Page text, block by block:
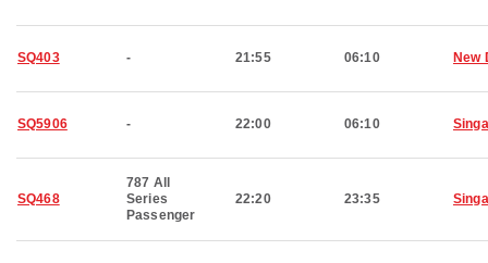
SQ403 - 21:55 06:10 New
SQ5906 - 22:00 06:10
SQ468
787 All
Series
Passenger
22:20 23:35